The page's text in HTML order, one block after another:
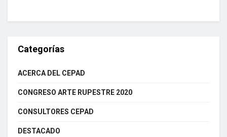
Categorías
ACERCA DEL CEPAD
CONGRESO ARTE RUPESTRE 2020
CONSULTORES CEPAD
DESTACADO